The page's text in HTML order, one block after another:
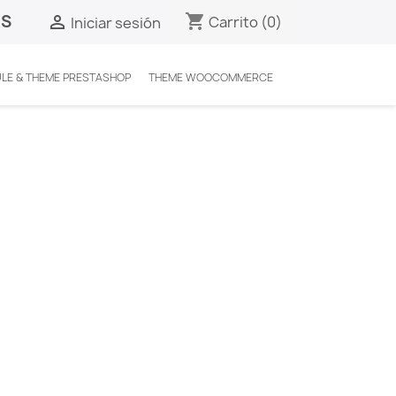
 Iniciar sesión shopping_cart Carrito (0)
& THEME PRESTASHOP THEME WOOCOMMERCE